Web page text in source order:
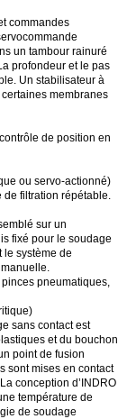
commandes
un tambour rainuré
profondeur et le pas
Un stabilisateur à
membranes
de position en
ou servo-actionné)
filtration répétable.
sur un
fixé pour le soudage
le système de
pneumatiques,
sans contact est
et du bouchon
point de fusion
sont mises en contact
conception d’INDRO
température de
de soudage